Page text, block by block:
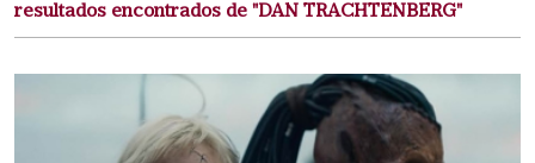
resultados encontrados de "DAN TRACHTENBERG"